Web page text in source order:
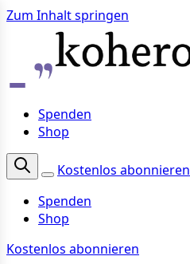
Zum Inhalt springen
Spenden
Shop
Kostenlos abonnieren
Spenden
Shop
Kostenlos abonnieren